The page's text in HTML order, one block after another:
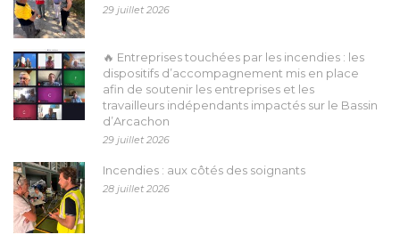
29 juillet 2026
🔥 Entreprises touchées par les incendies : les
dispositifs d’accompagnement mis en place
afin de soutenir les entreprises et les
travailleurs indépendants impactés sur le Bassin
d’Arcachon
29 juillet 2026
Incendies : aux côtés des soignants
28 juillet 2026